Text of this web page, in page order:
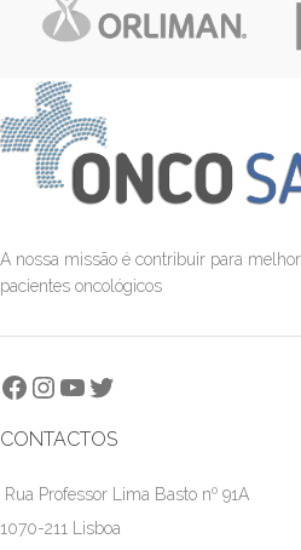
Turbante adequado para quem está
oncológicos
(quimioterapia/radioterapia).
a
A nossa missão é contribuir para
pacientes oncológicos
CONTACTOS
Rua Professor Lima Basto nº 91A
1070-211 Lisboa